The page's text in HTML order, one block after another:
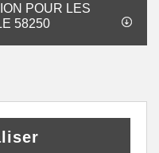
POUR LES
58250